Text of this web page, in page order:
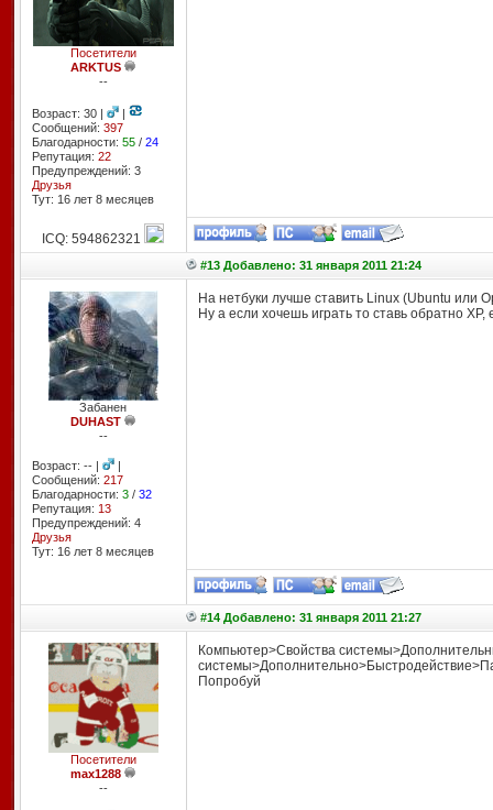
Посетители
ARKTUS
--
Возраст: 30 |
|
Сообщений: 397
Благодарности: 55/ 24
Репутация: 22
Предупреждений: 3
Друзья
Тут: 16 лет 8 месяцев
ICQ: 594862321
#13 Добавлено: 31 января 2011 21:24
Забанен
DUHAST
--
Возраст: -- |
|
Сообщений: 217
Благодарности: 3/ 32
Репутация: 13
Предупреждений: 4
Друзья
Тут: 16 лет 8 месяцев
На нетбуки лучше ставить Linux (Ubuntu или
Ну а если хочешь играть то ставь обратно
#14 Добавлено: 31 января 2011 21:27
Посетители
max1288
--
Компьютер>Свойства
Попробуй